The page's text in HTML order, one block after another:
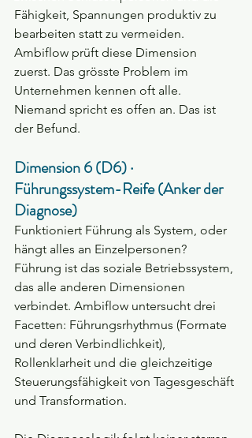
Fähigkeit, Spannungen produktiv zu
bearbeiten statt zu vermeiden.
Ambiflow prüft diese Dimension
zuerst. Das grösste Problem im
Unternehmen kennen oft alle.
Niemand spricht es offen an. Das ist
der Befund.
Dimension 6 (D6) ·
Führungssystem-Reife (Anker der
Diagnose)
Funktioniert Führung als System, oder
hängt alles an Einzelpersonen?
Führung ist das soziale Betriebssystem,
das alle anderen Dimensionen
verbindet. Ambiflow untersucht drei
Facetten: Führungsrhythmus (Formate
und deren Verbindlichkeit),
Rollenklarheit und die gleichzeitige
Steuerungsfähigkeit von Tagesgeschäft
und Transformation.